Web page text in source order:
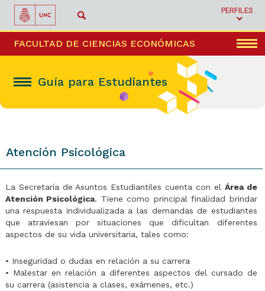
PERFILES
FACULTAD DE CIENCIAS ECONÓMICAS
Menú
Guía para Estudiantes
Atención Psicológica
La Secretaría de Asuntos Estudiantiles cuenta con el Área de
Atención Psicológica. Tiene como principal finalidad brindar
una respuesta individualizada a las demandas de estudiantes
que atraviesan por situaciones que dificultan diferentes
aspectos de su vida universitaria, tales como:
• Inseguridad o dudas en relación a su carrera
• Malestar en relación a diferentes aspectos del cursado de
su carrera (asistencia a clases, exámenes, etc.)